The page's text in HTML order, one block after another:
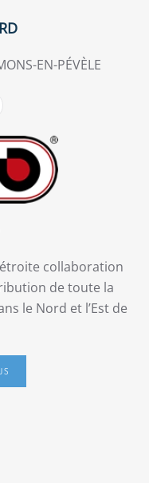
EN-PÉVÈLE
collaboration
de toute la
le Nord et l’Est de